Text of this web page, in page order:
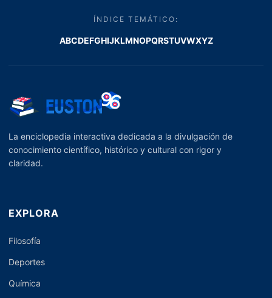
ÍNDICE TEMÁTICO:
ABCDEFGHIJKLMNOPQRSTUVWXYZ
La enciclopedia interactiva dedicada a la divulgación de
conocimiento científico, histórico y cultural con rigor y
claridad.
EXPLORA
Filosofía
Deportes
Química